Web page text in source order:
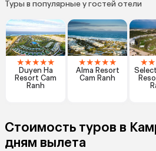
Туры в популярные у гостей отели
★★★★★
Duyen Ha
Resort Cam
Ranh
★★★★★
Alma Resort
Cam Ranh
★★
Стоимость туров в
дням вылета